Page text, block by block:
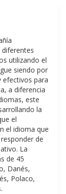
diferentes
utilizando el
siendo por
efectivos para
a diferencia
este
la
el
el idioma que
de
La
de 45
Danés,
Polaco,